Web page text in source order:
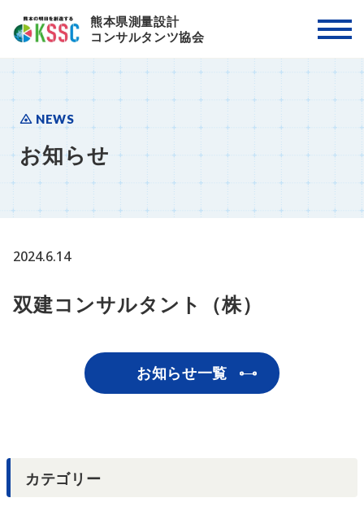
熊本県測量設計
コンサルタンツ協会
NEWS
お知らせ
カテゴリー
2024.6.14
双建コンサルタント（株）
お知らせ一覧